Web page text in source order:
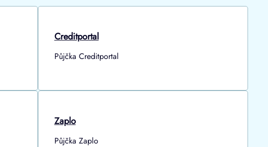
Creditportal
Půjčka Creditportal
Zaplo
Půjčka Zaplo